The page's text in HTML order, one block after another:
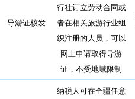
导游证核发
行社订立劳动合同或
者在相关旅游行业组
织注册的人员，可以
网上申请取得导游
证，不受地域限制
纳税人可在全疆任意